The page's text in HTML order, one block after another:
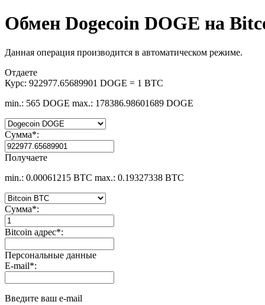
Обмен Dogecoin DOGE на
Данная операция производится в автоматическом режиме.
Отдаете
Курс: 922977.65689901 DOGE = 1 BTC
min.: 565 DOGE max.: 178386.98601689 DOGE
Сумма*:
Получаете
min.: 0.00061215 BTC max.: 0.19327338 BTC
Сумма*:
Bitcoin адрес*:
Персональные данные
E-mail*:
Введите ваш e-mail